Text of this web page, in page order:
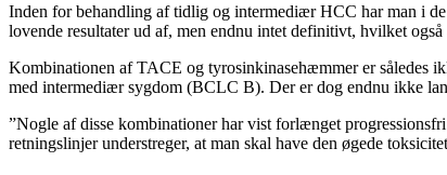
Inden for behandling af tidlig og intermediær HCC har man i
lovende resultater ud af, men endnu intet definitivt, hvilket
Kombinationen af TACE og tyrosinkinasehæmmer er således
med intermediær sygdom (BCLC B). Der er dog endnu ikke
”Nogle af disse kombinationer har vist forlænget
retningslinjer understreger, at man skal have den øgede